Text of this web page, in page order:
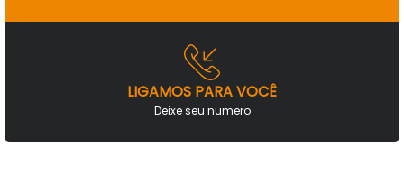
LIGAMOS PARA VOCÊ
Deixe seu numero